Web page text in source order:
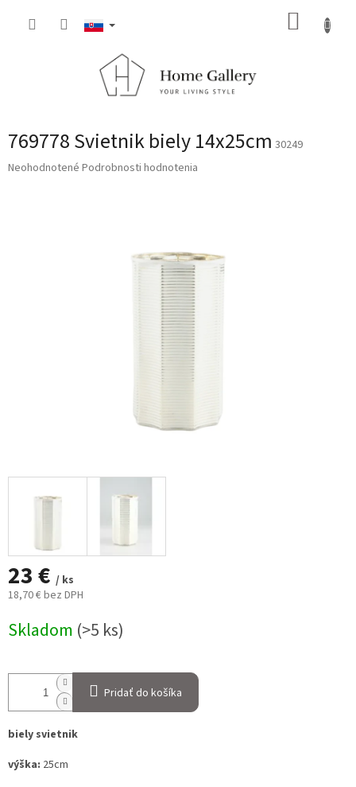
769778 Svietnik biely 14x25cm 30249
Priemerné
Neohodnotené Podrobnosti hodnotenia
23 € / ks
18,70 € bez DPH
cena:
Skladom (>5 ks)
Pridať do košíka
biely svietnik
výška: 25cm